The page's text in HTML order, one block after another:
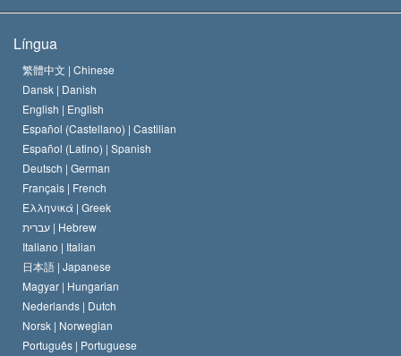
O Credo da Igreja de Scientology
O Código de Um Scientologist
David Miscavige
Normas Internacionais de Direitos Humanos
Proclamação sobre Religião
Língua
繁體中文 | Chinese
Dansk | Danish
English | English
Español (Castellano) | Castilian
Español (Latino) | Spanish
Deutsch | German
Français | French
Ελληνικά | Greek
עברית | Hebrew
Italiano | Italian
日本語 | Japanese
Magyar | Hungarian
Nederlands | Dutch
Norsk | Norwegian
Português | Portuguese